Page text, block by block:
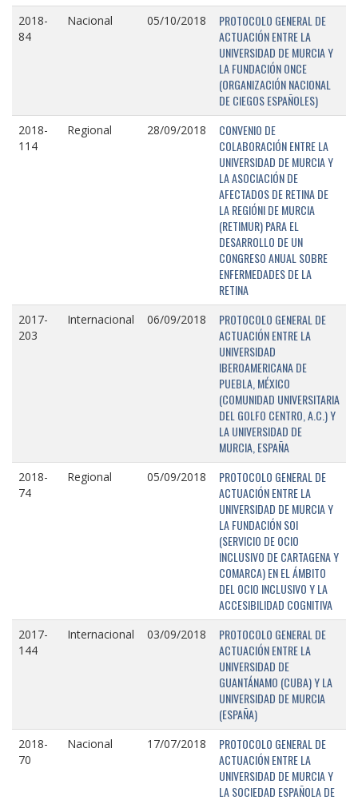
2018-
84
Nacional 05/10/2018
PROTOCOLO GENERAL DE
ACTUACIÓN ENTRE LA
UNIVERSIDAD DE MURCIA Y
LA FUNDACIÓN ONCE
(ORGANIZACIÓN NACIONAL
DE CIEGOS ESPAÑOLES)
2018-
114
Regional 28/09/2018
CONVENIO DE
COLABORACIÓN ENTRE LA
UNIVERSIDAD DE MURCIA Y
LA ASOCIACIÓN DE
AFECTADOS DE RETINA DE
LA REGIÓNI DE MURCIA
(RETIMUR) PARA EL
DESARROLLO DE UN
CONGRESO ANUAL SOBRE
ENFERMEDADES DE LA
RETINA
2017-
203
Internacional 06/09/2018
PROTOCOLO GENERAL DE
ACTUACIÓN ENTRE LA
UNIVERSIDAD
IBEROAMERICANA DE
PUEBLA, MÉXICO
(COMUNIDAD UNIVERSITARIA
DEL GOLFO CENTRO, A.C.) Y
LA UNIVERSIDAD DE
MURCIA, ESPAÑA
2018-
74
Regional 05/09/2018
PROTOCOLO GENERAL DE
ACTUACIÓN ENTRE LA
UNIVERSIDAD DE MURCIA Y
LA FUNDACIÓN SOI
(SERVICIO DE OCIO
INCLUSIVO DE CARTAGENA Y
COMARCA) EN EL ÁMBITO
DEL OCIO INCLUSIVO Y LA
ACCESIBILIDAD COGNITIVA
2017-
144
Internacional 03/09/2018
PROTOCOLO GENERAL DE
ACTUACIÓN ENTRE LA
UNIVERSIDAD DE
GUANTÁNAMO (CUBA) Y LA
UNIVERSIDAD DE MURCIA
(ESPAÑA)
2018-
70
Nacional 17/07/2018
PROTOCOLO GENERAL DE
ACTUACIÓN ENTRE LA
UNIVERSIDAD DE MURCIA Y
LA SOCIEDAD ESPAÑOLA DE